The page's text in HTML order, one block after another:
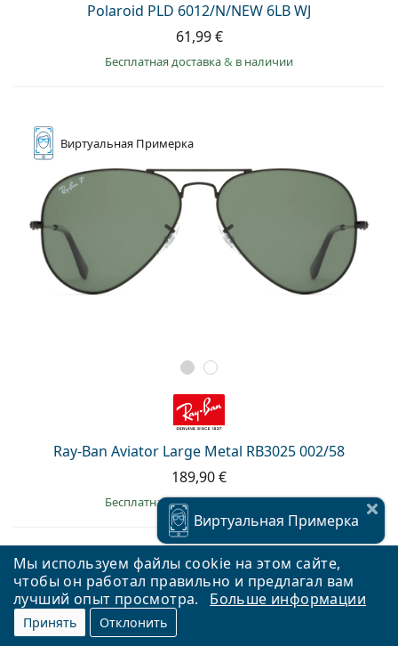
Мы используем файлы cookie на этом сайте,
чтобы он работал правильно и предлагал вам
лучший опыт просмотра.
Больше информации
Принять Отклонить
Polaroid PLD 6012/N/NEW 6LB WJ
61,99 €
Бесплатная доставка& в наличии
Виртуальная Примерка
Ray-Ban Aviator Large Metal RB3025 002/58
189,90 €
Бесплатная доставка&в наличии
ВиртуальнаяПримерка
Виртуальная Примерка